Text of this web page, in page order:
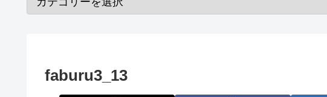
faburu3_13